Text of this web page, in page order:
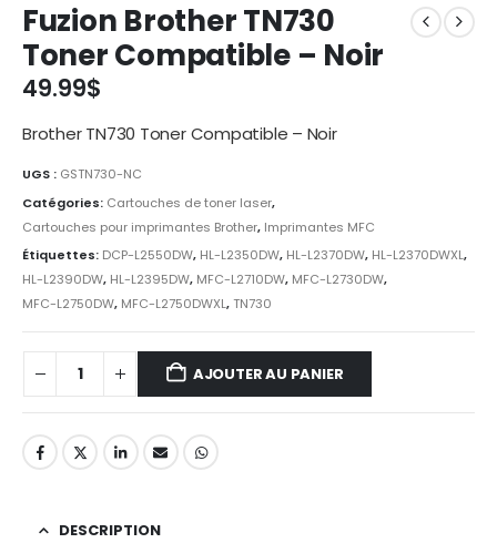
Fuzion Brother TN730
Toner Compatible – Noir
49.99$
Brother TN730 Toner Compatible – Noir
UGS : GSTN730-NC
Catégories: Cartouches de toner laser,
Cartouches pour imprimantes Brother, Imprimantes MFC
Étiquettes: DCP-L2550DW, HL-L2350DW, HL-L2370DW, HL-L2370DWXL,
HL-L2390DW, HL-L2395DW, MFC-L2710DW, MFC-L2730DW,
MFC-L2750DW, MFC-L2750DWXL,TN730
AJOUTER AU PANIER
DESCRIPTION